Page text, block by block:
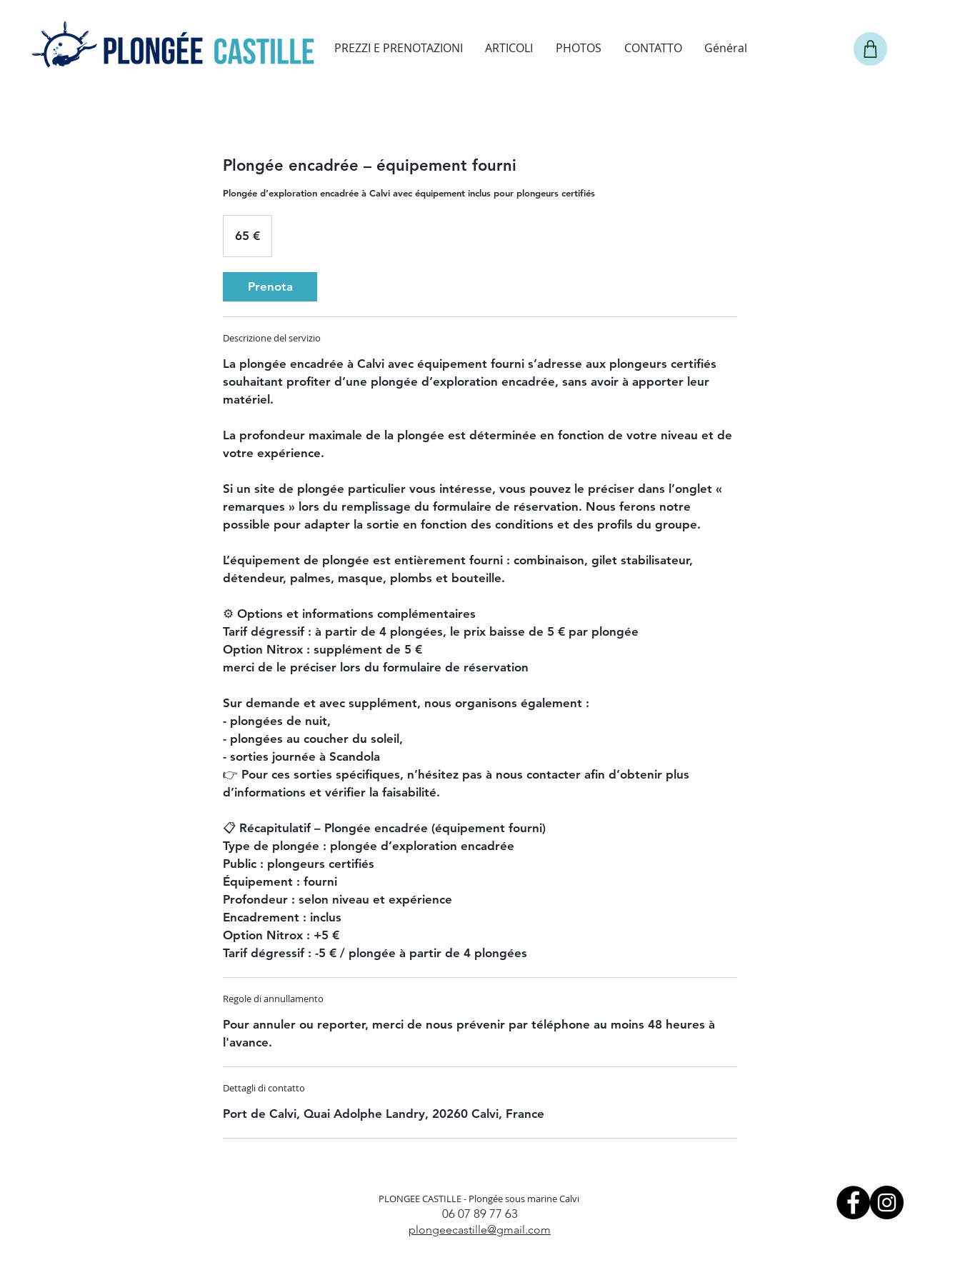
PREZZI E PRENOTAZIONI ARTICOLI PHOTOS CONTATTO Général
Plongée encadrée – équipement fourni
Plongée d’exploration encadrée à Calvi avec équipement inclus pour plongeurs certifiés
65 €
Prenota
Descrizione del servizio
La plongée encadrée à Calvi avec équipement fourni s’adresse aux plongeurs certifiés
souhaitant profiter d’une plongée d’exploration encadrée, sans avoir à apporter leur
matériel.
La profondeur maximale de la plongée est déterminée en fonction de votre niveau et de
votre expérience.
Si un site de plongée particulier vous intéresse, vous pouvez le préciser dans l’onglet «
remarques » lors du remplissage du formulaire de réservation. Nous ferons notre
possible pour adapter la sortie en fonction des conditions et des profils du groupe.
L’équipement de plongée est entièrement fourni : combinaison, gilet stabilisateur,
détendeur, palmes, masque, plombs et bouteille.
⚙️ Options et informations complémentaires
Tarif dégressif : à partir de 4 plongées, le prix baisse de 5 € par plongée
Option Nitrox : supplément de 5 €
merci de le préciser lors du formulaire de réservation
Sur demande et avec supplément, nous organisons également :
- plongées de nuit,
- plongées au coucher du soleil,
- sorties journée à Scandola
👉 Pour ces sorties spécifiques, n’hésitez pas à nous contacter afin d’obtenir plus
d’informations et vérifier la faisabilité.
📋 Récapitulatif – Plongée encadrée (équipement fourni)
Type de plongée : plongée d’exploration encadrée
Public : plongeurs certifiés
Équipement : fourni
Profondeur : selon niveau et expérience
Encadrement : inclus
Option Nitrox : +5 €
Tarif dégressif : -5 € / plongée à partir de 4 plongées
Regole di annullamento
Pour annuler ou reporter, merci de nous prévenir par téléphone au moins 48 heures à
l'avance.
Dettagli di contatto
Port de Calvi, Quai Adolphe Landry, 20260 Calvi, France
PLONGEE CASTILLE - Plongée sous marine Calvi
06 07 89 77 63
plongeecastille@gmail.com